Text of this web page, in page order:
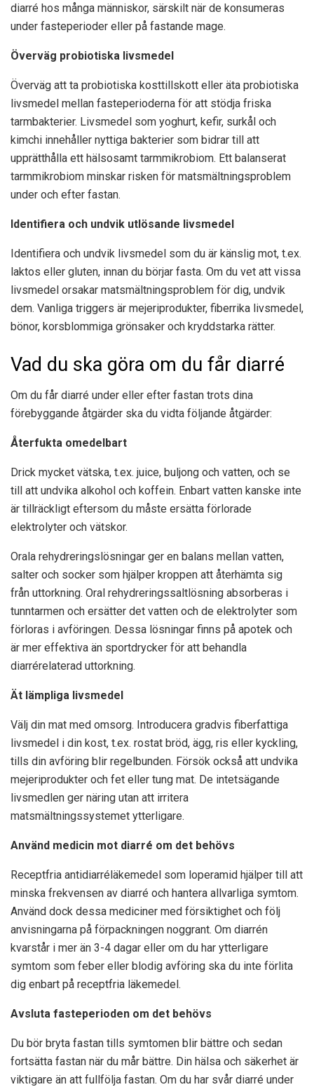
diarré hos många människor, särskilt när de konsumeras
under fasteperioder eller på fastande mage.
Överväg probiotiska livsmedel
Överväg att ta probiotiska kosttillskott eller äta probiotiska
livsmedel mellan fasteperioderna för att stödja friska
tarmbakterier. Livsmedel som yoghurt, kefir, surkål och
kimchi innehåller nyttiga bakterier som bidrar till att
upprätthålla ett hälsosamt tarmmikrobiom. Ett balanserat
tarmmikrobiom minskar risken för matsmältningsproblem
under och efter fastan.
Identifiera och undvik utlösande livsmedel
Identifiera och undvik livsmedel som du är känslig mot, t.ex.
laktos eller gluten, innan du börjar fasta. Om du vet att vissa
livsmedel orsakar matsmältningsproblem för dig, undvik
dem. Vanliga triggers är mejeriprodukter, fiberrika livsmedel,
bönor, korsblommiga grönsaker och kryddstarka rätter.
Vad du ska göra om du får diarré
Om du får diarré under eller efter fastan trots dina
förebyggande åtgärder ska du vidta följande åtgärder:
Återfukta omedelbart
Drick mycket vätska, t.ex. juice, buljong och vatten, och se
till att undvika alkohol och koffein. Enbart vatten kanske inte
är tillräckligt eftersom du måste ersätta förlorade
elektrolyter och vätskor.
Orala rehydreringslösningar ger en balans mellan vatten,
salter och socker som hjälper kroppen att återhämta sig
från uttorkning. Oral rehydreringssaltlösning absorberas i
tunntarmen och ersätter det vatten och de elektrolyter som
förloras i avföringen. Dessa lösningar finns på apotek och
är mer effektiva än sportdrycker för att behandla
diarrérelaterad uttorkning.
Ät lämpliga livsmedel
Välj din mat med omsorg. Introducera gradvis fiberfattiga
livsmedel i din kost, t.ex. rostat bröd, ägg, ris eller kyckling,
tills din avföring blir regelbunden. Försök också att undvika
mejeriprodukter och fet eller tung mat. De intetsägande
livsmedlen ger näring utan att irritera
matsmältningssystemet ytterligare.
Använd medicin mot diarré om det behövs
Receptfria antidiarréläkemedel som loperamid hjälper till att
minska frekvensen av diarré och hantera allvarliga symtom.
Använd dock dessa mediciner med försiktighet och följ
anvisningarna på förpackningen noggrant. Om diarrén
kvarstår i mer än 3-4 dagar eller om du har ytterligare
symtom som feber eller blodig avföring ska du inte förlita
dig enbart på receptfria läkemedel.
Avsluta fasteperioden om det behövs
Du bör bryta fastan tills symtomen blir bättre och sedan
fortsätta fastan när du mår bättre. Din hälsa och säkerhet är
viktigare än att fullfölja fastan. Om du har svår diarré under